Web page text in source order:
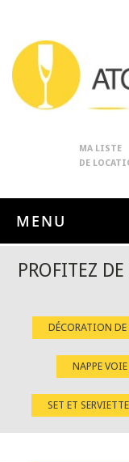
MA LISTE
DE
MENU
PROFITEZ
DÉCORATION DE
NAPPE VOIE
SET ET